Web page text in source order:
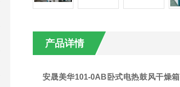
产品详情
安晟美华101-0AB卧式电热鼓风干燥箱